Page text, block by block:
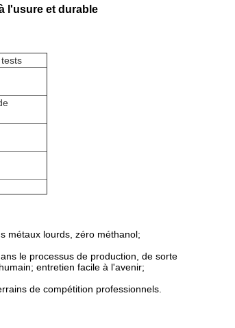
l'usure et durable
tests
métaux lourds, zéro méthanol;
le processus de production, de sorte
entretien facile à l'avenir;
de compétition professionnels.